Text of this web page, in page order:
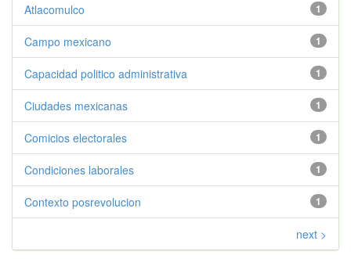
1
Atlacomulco
1
Campo mexicano
1
Capacidad politico administrativa
1
Ciudades mexicanas
1
Comicios electorales
1
Condiciones laborales
1
Contexto posrevolucion
next >